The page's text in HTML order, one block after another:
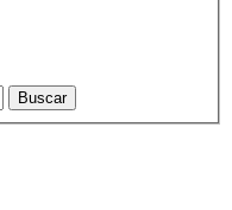
Buscar